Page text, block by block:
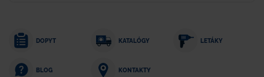
DOPYT KATALÓGY LETÁKY
BLOG KONTAKTY